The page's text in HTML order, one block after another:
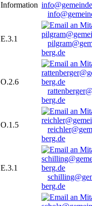
Information
E.3.1
berg.de
O.2.6
berg.de
O.1.5
berg.de
E.3.1
berg.de